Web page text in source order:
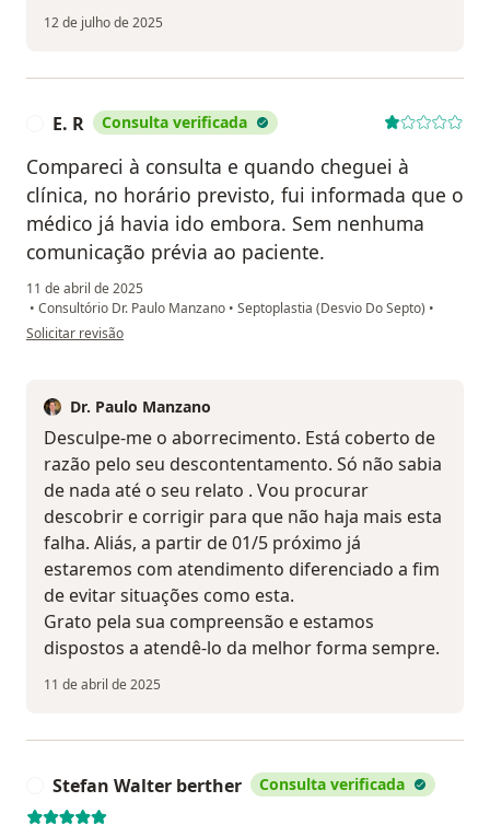
12 de julho de 2025
E. R Consulta verificada
Compareci à consulta e quando cheguei à
clínica, no horário previsto, fui informada que o
médico já havia ido embora. Sem nenhuma
comunicação prévia ao paciente.
11 de abril de 2025
• Consultório Dr. Paulo Manzano • Septoplastia (Desvio Do Septo) •
na opinião do utilizador E. R
Solicitar revisão
Dr. Paulo Manzano
Desculpe-me o aborrecimento. Está coberto de
razão pelo seu descontentamento. Só não sabia
de nada até o seu relato . Vou procurar
descobrir e corrigir para que não haja mais esta
falha. Aliás, a partir de 01/5 próximo já
estaremos com atendimento diferenciado a fim
de evitar situações como esta.
Grato pela sua compreensão e estamos
dispostos a atendê-lo da melhor forma sempre.
11 de abril de 2025
Stefan Walter berther Consulta verificada